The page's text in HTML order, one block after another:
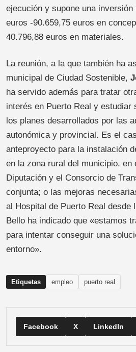
ejecución y supone una inversión
euros -90.659,75 euros en
40.796,88 euros en materiales.
La reunión, a la que también ha
municipal de Ciudad Sostenible,
ha servido además para tratar
interés en Puerto Real y estudiar
los planes desarrollados por las
autonómica y provincial. Es el
anteproyecto para la instalación
en la zona rural del municipio, en
Diputación y el Consorcio de
conjunta; o las mejoras
al Hospital de Puerto Real desde
Bello ha indicado que «estamos
para intentar conseguir una
entorno».
Etiquetas empleo puerto real
Facebook X LinkedIn